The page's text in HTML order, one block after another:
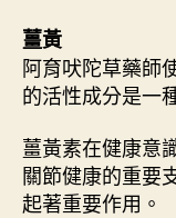
薑黃
阿育吠陀草藥師
的活性成分是一
薑黃素在健康意
關節健康的重要
起著重要作用。